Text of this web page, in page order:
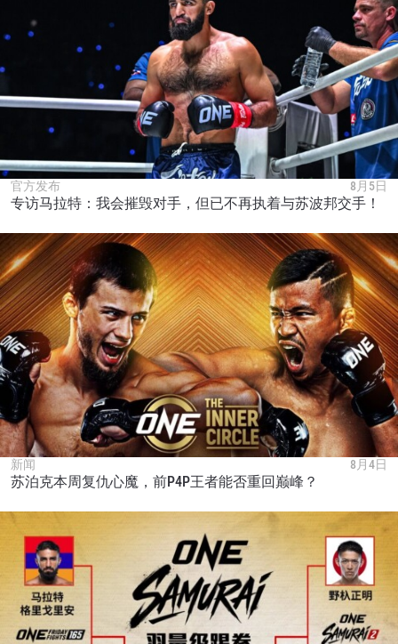
官方发布 8月5日
专访马拉特：我会摧毁对手，但已不再执着与苏波邦交手！
新闻 8月4日
苏泊克本周复仇心魔，前P4P王者能否重回巅峰？